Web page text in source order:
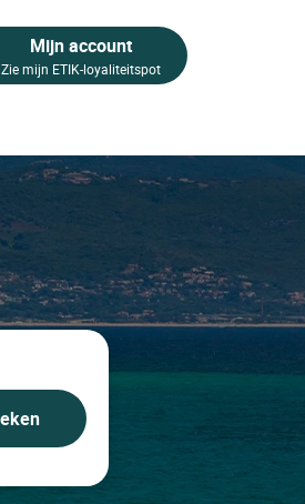
Mijn account
Zie mijn ETIK-loyaliteitspot